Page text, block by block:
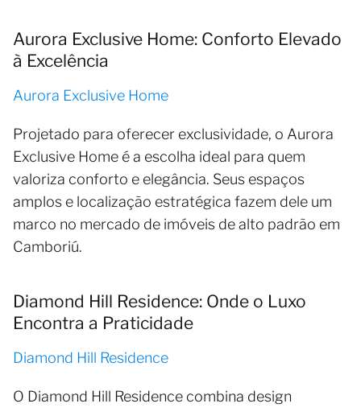
Aurora Exclusive Home: Conforto Elevado
à Excelência
Aurora Exclusive Home
Projetado para oferecer exclusividade, o Aurora
Exclusive Home é a escolha ideal para quem
valoriza conforto e elegância. Seus espaços
amplos e localização estratégica fazem dele um
marco no mercado de imóveis de alto padrão em
Camboriú.
Diamond Hill Residence: Onde o Luxo
Encontra a Praticidade
Diamond Hill Residence
O Diamond Hill Residence combina design